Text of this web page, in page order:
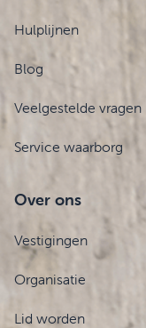
Hulplijnen
Blog
Veelgestelde vragen
Service waarborg
Over ons
Vestigingen
Organisatie
Lid worden